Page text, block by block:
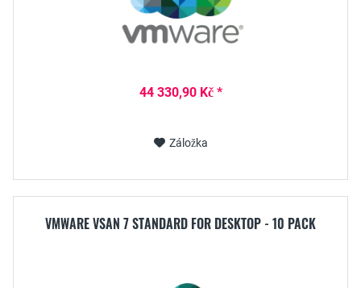
44 330,90 Kč *
Záložka
VMWARE VSAN 7 STANDARD FOR DESKTOP - 10 PACK